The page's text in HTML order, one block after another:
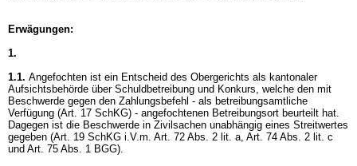
Erwägungen:
1.
1.1. Angefochten ist ein Entscheid des Obergerichts als kantonaler
Aufsichtsbehörde über Schuldbetreibung und Konkurs, welche den mit
Beschwerde gegen den Zahlungsbefehl - als betreibungsamtliche
Verfügung (Art. 17 SchKG) - angefochtenen Betreibungsort beurteilt hat.
Dagegen ist die Beschwerde in Zivilsachen unabhängig eines Streitwertes
gegeben (Art. 19 SchKG i.V.m. Art. 72 Abs. 2 lit. a, Art. 74 Abs. 2 lit. c
und Art. 75 Abs. 1 BGG).